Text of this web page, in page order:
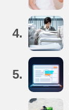
4.
5.